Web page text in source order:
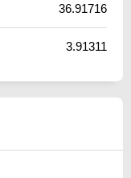
36.91716
3.91311